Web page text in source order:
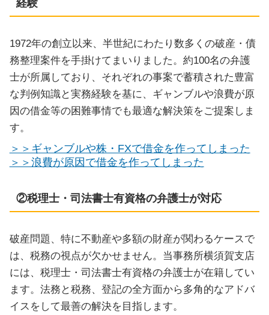
経験
1972年の創立以来、半世紀にわたり数多くの破産・債
務整理案件を手掛けてまいりました。約100名の弁護
士が所属しており、それぞれの事案で蓄積された豊富
な判例知識と実務経験を基に、ギャンブルや浪費が原
因の借金等の困難事情でも最適な解決策をご提案しま
す。
＞＞ギャンブルや株・FXで借金を作ってしまった
＞＞浪費が原因で借金を作ってしまった
②税理士・司法書士有資格の弁護士が対応
破産問題、特に不動産や多額の財産が関わるケースで
は、税務の視点が欠かせません。当事務所横須賀支店
には、税理士・司法書士有資格の弁護士が在籍してい
ます。法務と税務、登記の全方面から多角的なアドバ
イスをして最善の解決を目指します。